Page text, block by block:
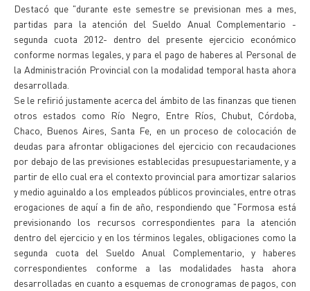
Destacó que "durante este semestre se previsionan mes a mes,
partidas para la atención del Sueldo Anual Complementario -
segunda cuota 2012- dentro del presente ejercicio económico
conforme normas legales, y para el pago de haberes al Personal de
la Administración Provincial con la modalidad temporal hasta ahora
desarrollada.
Se le refirió justamente acerca del ámbito de las finanzas que tienen
otros estados como Río Negro, Entre Ríos, Chubut, Córdoba,
Chaco, Buenos Aires, Santa Fe, en un proceso de colocación de
deudas para afrontar obligaciones del ejercicio con recaudaciones
por debajo de las previsiones establecidas presupuestariamente, y a
partir de ello cual era el contexto provincial para amortizar salarios
y medio aguinaldo a los empleados públicos provinciales, entre otras
erogaciones de aquí a fin de año, respondiendo que "Formosa está
previsionando los recursos correspondientes para la atención
dentro del ejercicio y en los términos legales, obligaciones como la
segunda cuota del Sueldo Anual Complementario, y haberes
correspondientes conforme a las modalidades hasta ahora
desarrolladas en cuanto a esquemas de cronogramas de pagos, con